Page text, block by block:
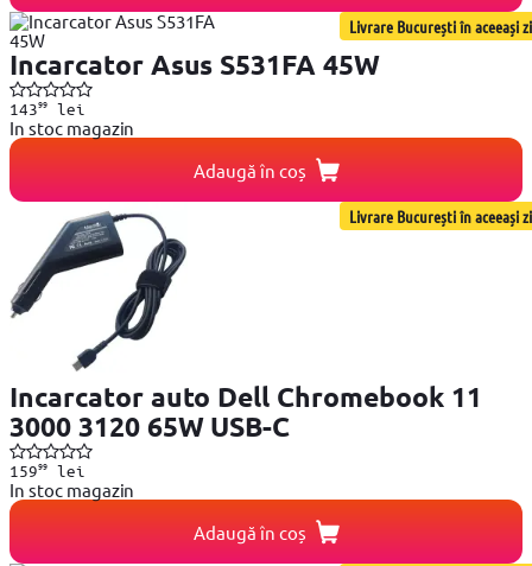
Livrare București în aceeași zi
Incarcator Asus S531FA 45W
14399lei
In stoc magazin
Adaugă în coș
Livrare București în aceeași zi
Incarcator auto Dell Chromebook 11
3000 3120 65W USB-C
15999lei
In stoc magazin
Adaugă în coș